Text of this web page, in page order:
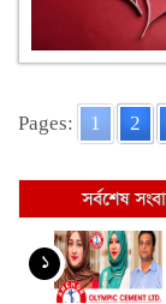
Pages: 1 2
সর্বশেষ
১